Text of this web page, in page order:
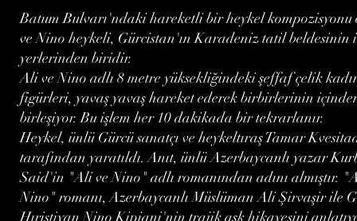
Batum Bulvarı'ndaki hareketli bir heykel
ve Nino heykeli, Gürcistan'ın Karadeniz tatil beldesinin
yerlerinden biridir.
Ali ve Nino adlı 8 metre yüksekliğindeki şeffaf çelik
figürleri, yavaş yavaş hareket ederek birbirlerinin
birleşiyor. Bu işlem her 10 dakikada bir tekrarlanır.
Heykel, ünlü Gürcü sanatçı ve heykeltıraş Tamar
tarafından yaratıldı. Anıt, ünlü Azerbaycanlı yazar
Said'in "Ali ve Nino" adlı romanından adını almıştır.
Nino" romanı, Azerbaycanlı Müslüman Ali Şirvaşir ile
Hıristiyan Nino Kipiani'nin trajik aşk hikayesini